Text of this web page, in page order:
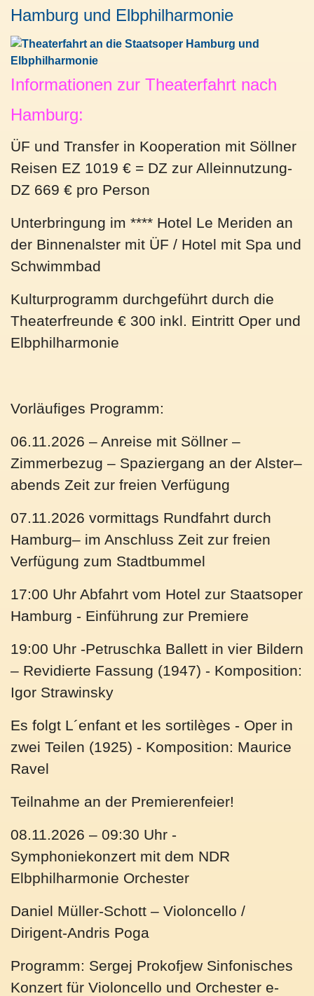
Hamburg und Elbphilharmonie
Informationen zur Theaterfahrt nach
Hamburg:
ÜF und Transfer in Kooperation mit Söllner
Reisen EZ 1019 € = DZ zur Alleinnutzung-
DZ 669 € pro Person
Unterbringung im **** Hotel Le Meriden an
der Binnenalster mit ÜF / Hotel mit Spa und
Schwimmbad
Kulturprogramm durchgeführt durch die
Theaterfreunde € 300 inkl. Eintritt Oper und
Elbphilharmonie
Vorläufiges Programm:
06.11.2026 – Anreise mit Söllner –
Zimmerbezug – Spaziergang an der Alster–
abends Zeit zur freien Verfügung
07.11.2026 vormittags Rundfahrt durch
Hamburg– im Anschluss Zeit zur freien
Verfügung zum Stadtbummel
17:00 Uhr Abfahrt vom Hotel zur Staatsoper
Hamburg - Einführung zur Premiere
19:00 Uhr -Petruschka Ballett in vier Bildern
– Revidierte Fassung (1947) - Komposition:
Igor Strawinsky
Es folgt L´enfant et les sortilèges - Oper in
zwei Teilen (1925) - Komposition: Maurice
Ravel
Teilnahme an der Premierenfeier!
08.11.2026 – 09:30 Uhr -
Symphoniekonzert mit dem NDR
Elbphilharmonie Orchester
Daniel Müller-Schott – Violoncello /
Dirigent-Andris Poga
Programm: Sergej Prokofjew Sinfonisches
Konzert für Violoncello und Orchester e-